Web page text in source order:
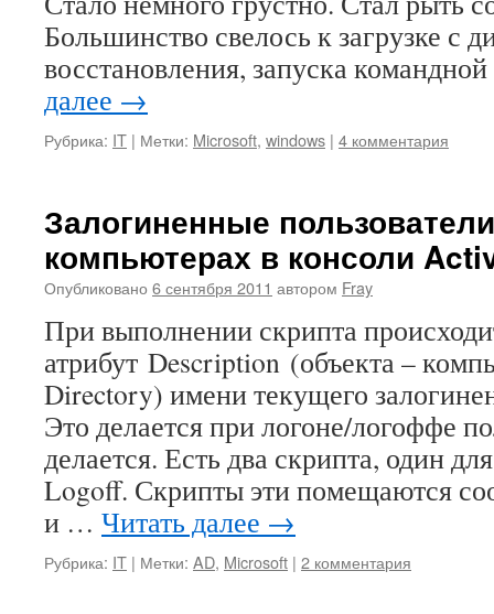
Большинство свелось к загрузке с
восстановления, запуска
далее →
Рубрика: IT | Метки: Microsoft, windows | 4 комментария
Залогиненные
компьютерах в консоли
Опубликовано 6 сентября 2011 автором Fray
При выполнении скрипта
атрибут Description (объекта –
Directory) имени текущего
Это делается при логоне/логоффе
делается. Есть два скрипта, один
Logoff. Скрипты эти помещаются
и … Читать далее →
Рубрика: IT | Метки: AD, Microsoft | 2 комментария